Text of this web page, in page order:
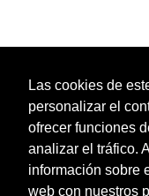
Las cookies de
personalizar el
ofrecer funciones
analizar el tráfico.
información sobre
web con nuestros